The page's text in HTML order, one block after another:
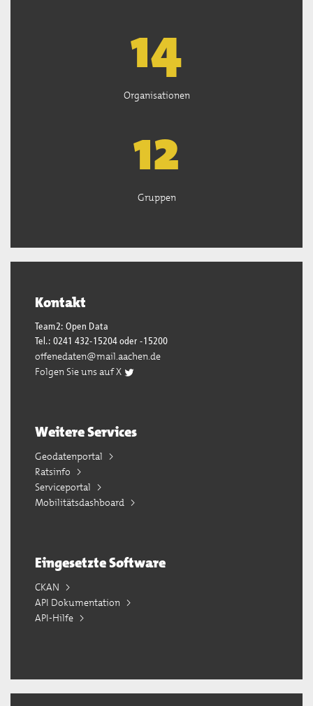
14
Organisationen
13
Gruppen
Kontakt
Team2: Open Data
Tel.: 0241 432-15204 oder -15200
offenedaten@mail.aachen.de
Folgen Sie uns auf X
Weitere Services
Geodatenportal
Ratsinfo
Serviceportal
Mobilitätsdashboard
Eingesetzte Software
CKAN
API Dokumentation
API-Hilfe